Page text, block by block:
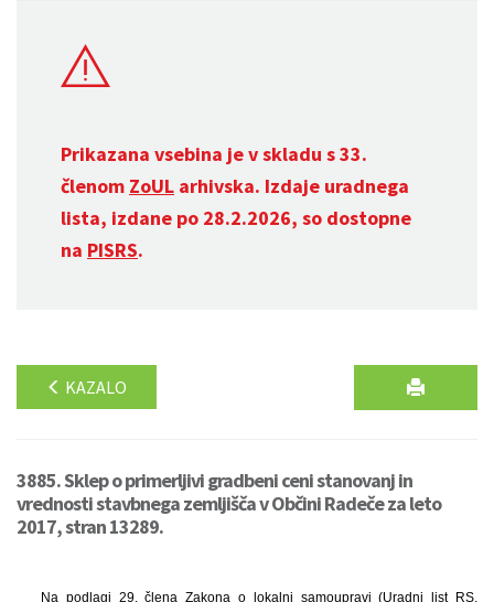
Prikazana vsebina je v skladu s 33.
členom ZoUL arhivska. Izdaje uradnega
lista, izdane po 28.2.2026, so dostopne
na PISRS.
KAZALO
3885. Sklep o primerljivi gradbeni ceni stanovanj in
vrednosti stavbnega zemljišča v Občini Radeče za leto
2017, stran 13289.
Na podlagi 29. člena Zakona o lokalni samoupravi (Uradni list RS,